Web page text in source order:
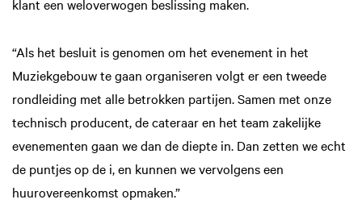
klant een weloverwogen beslissing maken.
“Als het besluit is genomen om het evenement in het
Muziekgebouw te gaan organiseren volgt er een tweede
rondleiding met alle betrokken partijen. Samen met onze
technisch producent, de cateraar en het team zakelijke
evenementen gaan we dan de diepte in. Dan zetten we echt
de puntjes op de i, en kunnen we vervolgens een
huurovereenkomst opmaken.”